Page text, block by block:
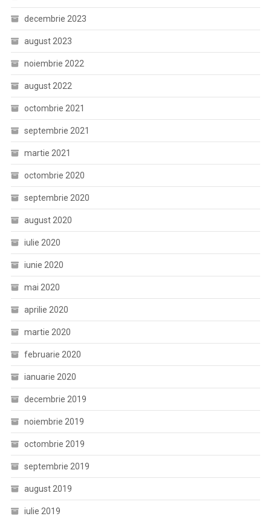
decembrie 2023
august 2023
noiembrie 2022
august 2022
octombrie 2021
septembrie 2021
martie 2021
octombrie 2020
septembrie 2020
august 2020
iulie 2020
iunie 2020
mai 2020
aprilie 2020
martie 2020
februarie 2020
ianuarie 2020
decembrie 2019
noiembrie 2019
octombrie 2019
septembrie 2019
august 2019
iulie 2019